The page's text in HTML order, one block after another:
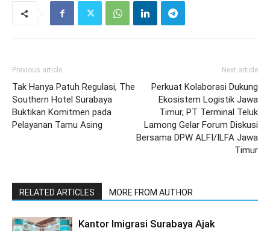
Previous article
Tak Hanya Patuh Regulasi, The
Southern Hotel Surabaya
Buktikan Komitmen pada
Pelayanan Tamu Asing
Next article
Perkuat Kolaborasi Dukung
Ekosistem Logistik Jawa
Timur, PT Terminal Teluk
Lamong Gelar Forum Diskusi
Bersama DPW ALFI/ILFA Jawa
Timur
RELATED ARTICLES MORE FROM AUTHOR
Kantor Imigrasi Surabaya Ajak